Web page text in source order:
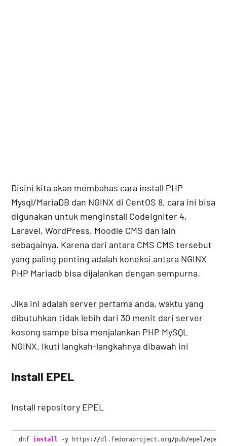
Disini kita akan membahas cara install PHP
Mysql/MariaDB dan NGINX di CentOS 8, cara ini bisa
digunakan untuk menginstall CodeIgniter 4,
Laravel, WordPress, Moodle CMS dan lain
sebagainya. Karena dari antara CMS CMS tersebut
yang paling penting adalah koneksi antara NGINX
PHP Mariadb bisa dijalankan dengan sempurna.
Jika ini adalah server pertama anda, waktu yang
dibutuhkan tidak lebih dari 30 menit dari server
kosong sampe bisa menjalankan PHP MySQL
NGINX. Ikuti langkah-langkahnya dibawah ini
Install EPEL
Install repository EPEL
dnf install -y https: //dl.fedoraproject.org/pub/epel/epel-